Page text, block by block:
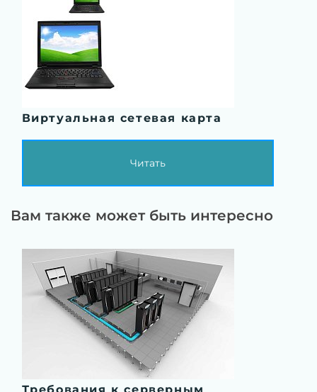
Виртуальная сетевая карта
Читать
Вам также может быть интересно